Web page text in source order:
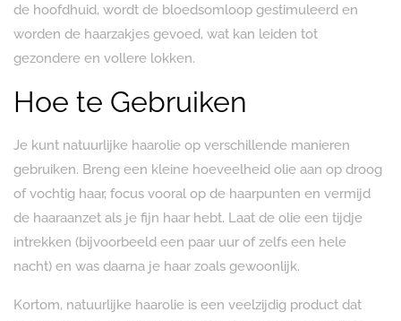
de hoofdhuid, wordt de bloedsomloop gestimuleerd en
worden de haarzakjes gevoed, wat kan leiden tot
gezondere en vollere lokken.
Hoe te Gebruiken
Je kunt natuurlijke haarolie op verschillende manieren
gebruiken. Breng een kleine hoeveelheid olie aan op droog
of vochtig haar, focus vooral op de haarpunten en vermijd
de haaraanzet als je fijn haar hebt. Laat de olie een tijdje
intrekken (bijvoorbeeld een paar uur of zelfs een hele
nacht) en was daarna je haar zoals gewoonlijk.
Kortom, natuurlijke haarolie is een veelzijdig product dat